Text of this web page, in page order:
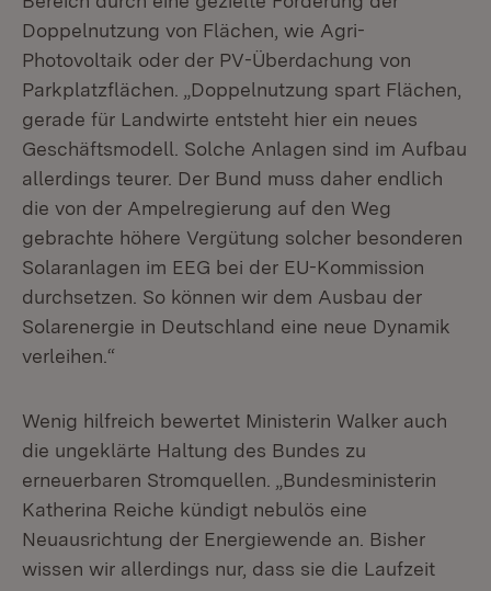
Doppelnutzung von Flächen, wie Agri-
Photovoltaik oder der PV-Überdachung von
Parkplatzflächen. „Doppelnutzung spart Flächen,
gerade für Landwirte entsteht hier ein neues
Geschäftsmodell. Solche Anlagen sind im Aufbau
allerdings teurer. Der Bund muss daher endlich
die von der Ampelregierung auf den Weg
gebrachte höhere Vergütung solcher besonderen
Solaranlagen im EEG bei der EU-Kommission
durchsetzen. So können wir dem Ausbau der
Solarenergie in Deutschland eine neue Dynamik
verleihen.“
Wenig hilfreich bewertet Ministerin Walker auch
die ungeklärte Haltung des Bundes zu
erneuerbaren Stromquellen. „Bundesministerin
Katherina Reiche kündigt nebulös eine
Neuausrichtung der Energiewende an. Bisher
wissen wir allerdings nur, dass sie die Laufzeit